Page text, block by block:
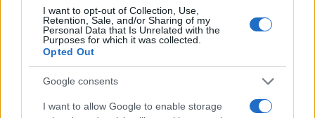
I want to opt-out of Collection, Use,
Retention, Sale, and/or Sharing of my
Personal Data that Is Unrelated with the
Purposes for which it was collected.
Opted Out
Google consents
I want to allow Google to enable storage
Δικαίωμα συμμετοχής είχαν όλα τα νοικοκυριά
ανεξαρτήτως εισοδήματος ενώ στο πρόγραμμα
εφαρμόστηκαν κοινωνικά κριτήρια με ειδική
μέριμνα για τα ευάλωτα νοικοκυριά, τις οικογένειες
με μέλος με αναπηρία και τις πολύτεκνες